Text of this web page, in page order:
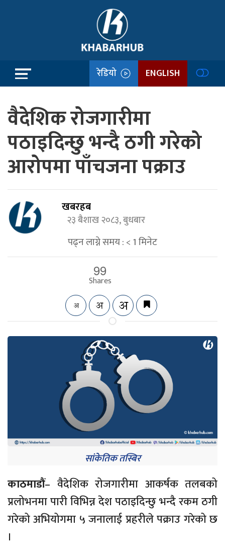
रेडियो ENGLISH
वैदेशिक रोजगारीमा
पठाइदिन्छु भन्दै ठगी गरेको
आरोपमा पाँचजना पक्राउ
खबरहब
२३ बैशाख २०८३, बुधबार
पढ्न लाग्ने समय :< 1मिनेट
99
Shares
सांकेतिक तस्बिर
काठमाडौं– वैदेशिक रोजगारीमा आकर्षक तलबको
प्रलोभनमा पारी विभिन्न देश पठाइदिन्छु भन्दै रकम ठगी
गरेको अभियोगमा ५ जनालाई प्रहरीले पक्राउ गरेको छ
।